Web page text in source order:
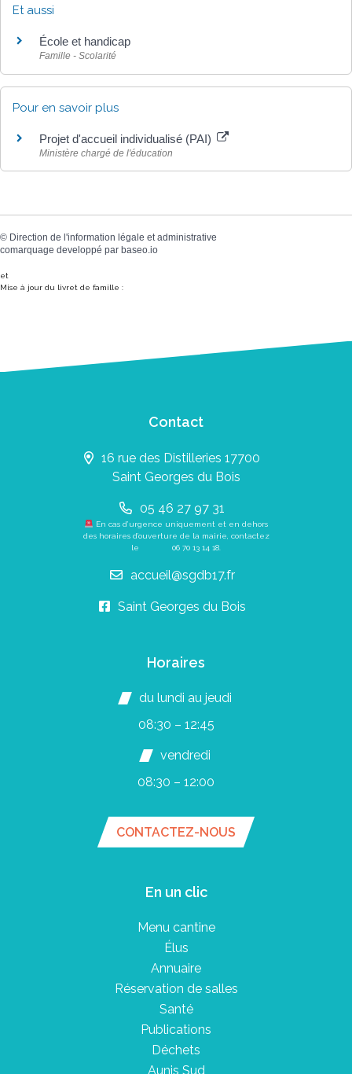
Et aussi
École et handicap
Famille - Scolarité
Pour en savoir plus
Projet d'accueil individualisé (PAI)
Ministère chargé de l'éducation
© Direction de l'information légale et administrative
comarquage developpé par baseo.io
et
Mise à jour du livret de famille :
Contact
16 rue des Distilleries 17700
Saint Georges du Bois
05 46 27 97 31
En cas d’urgence uniquement et en dehors
des horaires d’ouverture de la mairie, contactez
le 06 70 13 14 18
accueil@sgdb17.fr
Saint Georges du Bois
Horaires
du lundi au jeudi
08:30 – 12:45
vendredi
08:30 – 12:00
CONTACTEZ-NOUS
En un clic
Menu cantine
Élus
Annuaire
Réservation de salles
Santé
Publications
Déchets
Aunis Sud